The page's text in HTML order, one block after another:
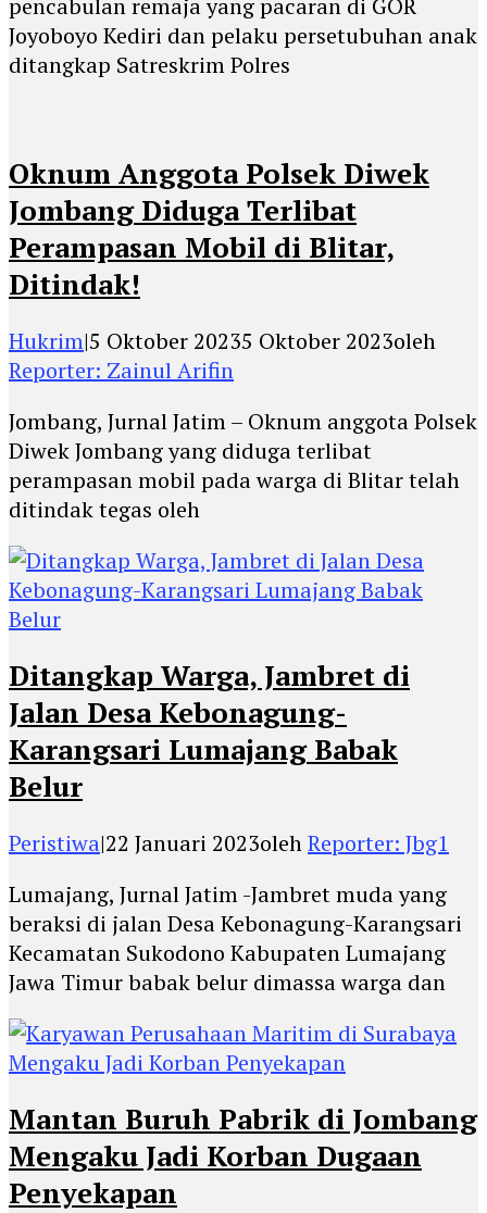
pencabulan remaja yang pacaran di GOR
Joyoboyo Kediri dan pelaku persetubuhan anak
ditangkap Satreskrim Polres
Oknum Anggota Polsek Diwek
Jombang Diduga Terlibat
Perampasan Mobil di Blitar,
Ditindak!
Hukrim|5 Oktober 20235 Oktober 2023oleh
Reporter: Zainul Arifin
Jombang, Jurnal Jatim – Oknum anggota Polsek
Diwek Jombang yang diduga terlibat
perampasan mobil pada warga di Blitar telah
ditindak tegas oleh
Ditangkap Warga, Jambret di
Jalan Desa Kebonagung-
Karangsari Lumajang Babak
Belur
Peristiwa|22 Januari 2023olehReporter: Jbg1
Lumajang, Jurnal Jatim -Jambret muda yang
beraksi di jalan Desa Kebonagung-Karangsari
Kecamatan Sukodono Kabupaten Lumajang
Jawa Timur babak belur dimassa warga dan
Mantan Buruh Pabrik di Jombang
Mengaku Jadi Korban Dugaan
Penyekapan